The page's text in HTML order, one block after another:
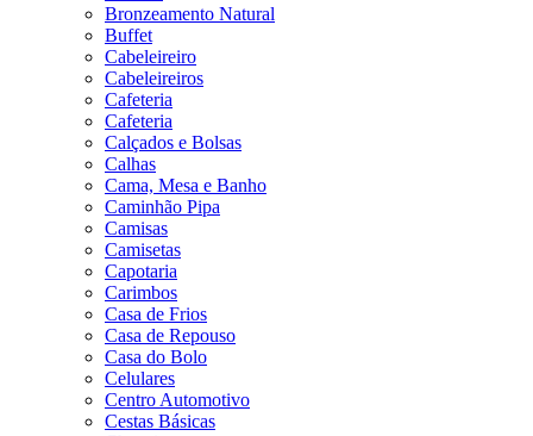
Bronzeamento Natural
Buffet
Cabeleireiro
Cabeleireiros
Cafeteria
Cafeteria
Calçados e Bolsas
Calhas
Cama, Mesa e Banho
Caminhão Pipa
Camisas
Camisetas
Capotaria
Carimbos
Casa de Frios
Casa de Repouso
Casa do Bolo
Celulares
Centro Automotivo
Cestas Básicas